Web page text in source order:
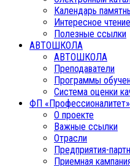
Календарь
Интересное чтение
Полезные ссылки
АВТОШКОЛА
АВТОШКОЛА
Преподаватели
Программы
Система оценки
ФП «Профессионалитет»
О проекте
Важные ссылки
Отрасли
Предприятия-
Приемная